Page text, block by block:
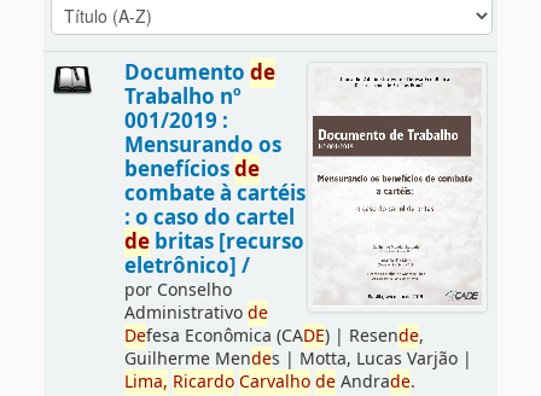
Documento de
Trabalho nº
001/2019 :
Mensurando os
benefíciosde
combate à cartéis
: o caso do cartel
debritas [recurso
eletrônico] /
por Conselho
Administrativode
Defesa Econômica (CADE)| Resende,
Guilherme Mendes | Motta, Lucas Varjão|
Lima, Ricardo Carvalho deAndrade.